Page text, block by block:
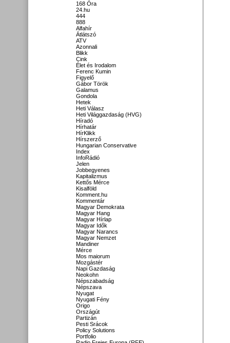
168 Óra
24.hu
444
888
Alfahír
Átlátszó
ATV
Azonnali
Blikk
Cink
Élet és Irodalom
Ferenc Kumin
Figyelő
Gábor Török
Galamus
Gondola
Hetek
Heti Válasz
Heti Világgazdaság (HVG)
Híradó
Hírhatár
HírKlikk
Hírszerző
Hungarian Conservative
Index
InfoRádió
Jelen
Jobbegyenes
Kapitalizmus
Kettős Mérce
Kisalföld
Komment.hu
Kommentár
Magyar Demokrata
Magyar Hang
Magyar Hírlap
Magyar Idők
Magyar Narancs
Magyar Nemzet
Mandiner
Mérce
Mos maiorum
Mozgástér
Napi Gazdaság
Neokohn
Népszabadság
Népszava
Nyugat
Nyugati Fény
Origo
Országút
Partizán
Pesti Srácok
Policy Solutions
Portfolio